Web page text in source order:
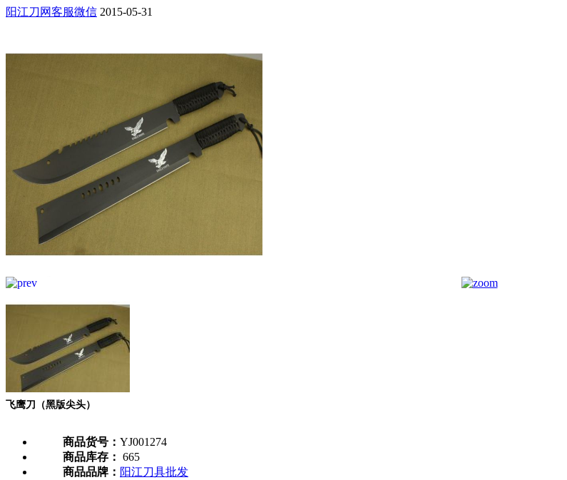
阳江刀网客服微信 2015-05-31
飞鹰刀（黑版尖头）
商品货号： YJ001274
商品库存： 665
商品品牌： 阳江刀具批发